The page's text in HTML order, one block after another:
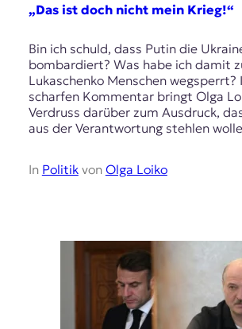
„Das ist doch nicht mein Krieg!“
Bin ich schuld, dass Putin die
bombardiert? Was habe ich damit
Lukaschenko Menschen wegsperrt?
scharfen Kommentar bringt Olga
Verdruss darüber zum Ausdruck,
aus der Verantwortung stehlen
In Politikvon Olga Loiko